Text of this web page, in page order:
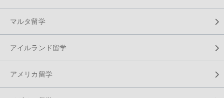
マルタ留学
アイルランド留学
アメリカ留学